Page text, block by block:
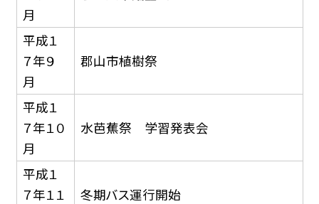
月
平成１
７年９
月
郡山市植樹祭
平成１
７年１０
月
水芭蕉祭 学習発表会
平成１
７年１１
冬期バス運行開始